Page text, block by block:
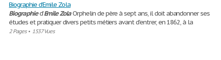
Biographie d’Emile Zola
Biographied’EmileZolaOrphelin de père à sept ans, il doit abandonner ses
études et pratiquer divers petits métiers avant d’entrer, en 1862, à la
2 Pages• 1537 Vues